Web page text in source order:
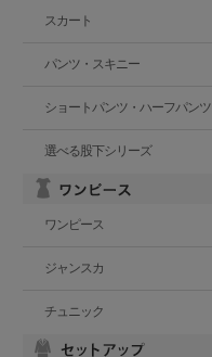
スカート
パンツ・スキニー
ショートパンツ・ハーフパンツ
選べる股下シリーズ
ワンピース
ジャンスカ
チュニック